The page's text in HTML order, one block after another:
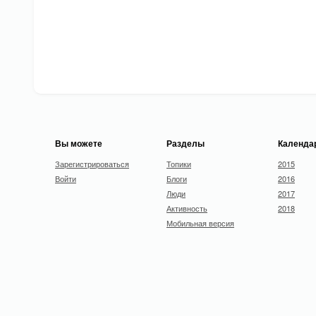
Вы можете
Зарегистрироваться
Войти
Разделы
Топики
Блоги
Люди
Активность
Мобильная версия
2015
2016
2017
2018